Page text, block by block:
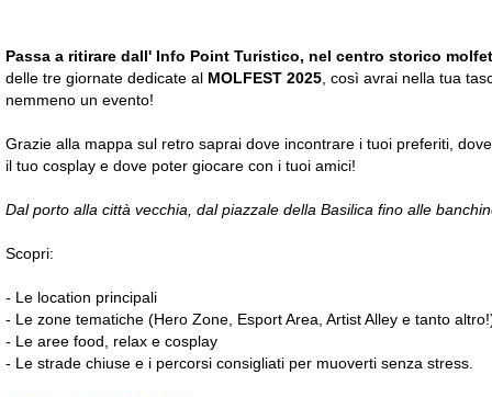
Passa a ritirare dall' Info Point Turistico, nel centro storico
delle tre giornate dedicate al MOLFEST 2025 , così avrai nella tua
nemmeno un evento!
Grazie alla mappa sul retro saprai dove incontrare i tuoi preferiti,
il tuo cosplay e dove poter giocare con i tuoi amici!
Dal porto alla città vecchia, dal piazzale della Basilica fino alle
Scopri:
- Le location principali
- Le zone tematiche (Hero Zone, Esport Area, Artist Alley e tanto
- Le aree food, relax e cosplay
- Le strade chiuse e i percorsi consigliati per muoverti senza stress.